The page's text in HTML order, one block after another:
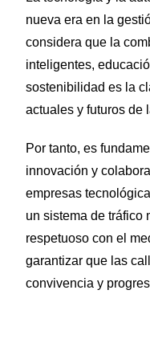
nueva era en la
considera que la
inteligentes,
sostenibilidad es la
actuales y futuros de
Por tanto, es
innovación y
empresas
un sistema de tráfico
respetuoso con el
garantizar que las
convivencia y